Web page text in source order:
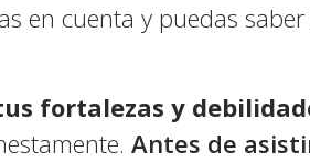
en cuenta y puedas saber
fortalezas y
Antes de